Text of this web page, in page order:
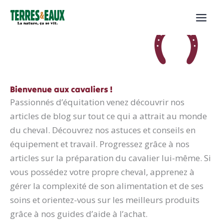
Bienvenue aux cavaliers !
Passionnés d’équitation venez découvrir nos
articles de blog sur tout ce qui a attrait au monde
du cheval. Découvrez nos astuces et conseils en
équipement et travail. Progressez grâce à nos
articles sur la préparation du cavalier lui-même. Si
vous possédez votre propre cheval, apprenez à
gérer la complexité de son alimentation et de ses
soins et orientez-vous sur les meilleurs produits
grâce à nos guides d’aide à l’achat.